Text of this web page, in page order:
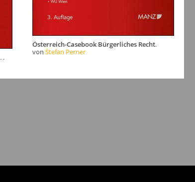
. .
Österreich-Casebook Bürgerliches Recht.
von Stefan Perner